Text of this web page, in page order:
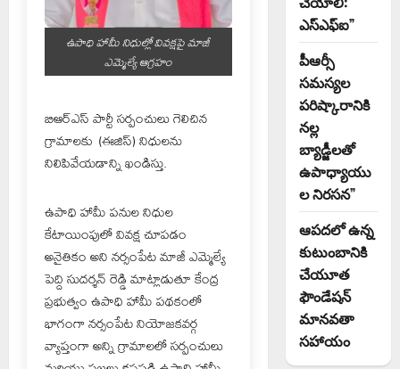
ఉపాధి హామీ నిధుల్లో వివక్షపై మాజీ
ఎమ్మెల్యే ఆగ్రహం
బిఆర్ఎస్ పార్టీ సర్పంచులు గెలిచిన
గ్రామాలకు (ఈజిస్) నిధులను
నిలిపివేయడాన్ని ఖండిస్తు.
ఉపాధి హామీ పనుల నిధుల
కేటాయింపులో వివక్ష చూపడం
అనైతికం అని నర్సంపేట మాజీ ఎమ్మెల్యే
పెద్ది సుదర్శన్ రెడ్డి మాట్లాడుతూ కేంద్ర
ప్రభుత్వం ఉపాధి హామీ పథకంలో
భాగంగా నర్సంపేట నియోజకవర్గ
వ్యాప్తంగా అన్ని గ్రామాలలో సర్పంచులు
ఎస్ఎఫ్ఐ”
పీఆర్సీ
సమస్యల
పరిష్కారానికి
నల్ల
బ్యాడ్జీలతో
ఉపాధ్యాయు
ల నిరసన”
ఆపదలో ఉన్న
కుటుంబానికి
చేయూత
ఫౌండేషన్
మానవతా
సహాయం